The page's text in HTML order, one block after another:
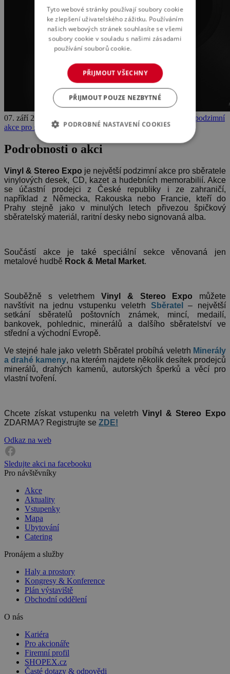
07. září 2022 -
Největší podzimní
akce pro sběratele vinylových desek je tu!
Podrobnosti o akci
Vinyl & Stereo Expo je největší podzimní akce pro sběratele
vinylových desek, CD, kazet a hudebních memorabilií. Akce
se účastní prodejci z České republiky i ze zahraničí,
například z Německa, Rakouska nebo Francie, kteří do
Prahy stejně jako v minulých letech přivezou špičkový
sběratelský materiál, raritní desky nebo signovaná alba.
Součástí akce je také speciální sekce věnovaná jen
metalové hudbě Rock & Metal Market.
Souběžně s veletrhemVinyl & Stereo Expo můžete
navštívit na jednu vstupenku veletrh
Sběratel
– největší
setkání sběratelů poštovních známek, mincí, medailí,
bankovek, pohlednic, minerálů a dalšího sběratelství ve
střední a východní Evropě.
Ve stejné hale jako veletrh Sběratel probíhá veletrh Minerály
a drahé kameny, na kterém najdete několik desítek prodejců
minerálů, drahých kamenů, autorských šperků a věcí pro
vlastní tvoření.
Chcete získat vstupenku na veletrhVinyl & Stereo Expo
ZDARMA? Registrujte se ZDE!
Odkaz na web
Sledujte akci na facebooku
Pro návštěvníky
Akce
Aktuality
Vstupenky
Mapa
Ubytování
Catering
Pronájem a služby
Haly a prostory
Kongresy & Konference
Plán výstaviště
Obchodní oddělení
O nás
Kariéra
Pro akcionáře
Firemní profil
SHOPEX.cz
Časté dotazy & odpovědi
Tyto webové stránky používají soubory cookie
ke zlepšení uživatelského zážitku. Používáním
našich webových stránek souhlasíte se všemi
soubory cookie v souladu s našimi zásadami
používání souborů cookie.
PŘIJMOUT VŠECHNY
PŘIJMOUT POUZE NEZBYTNÉ
PODROBNÉ NASTAVENÍ COOKIES